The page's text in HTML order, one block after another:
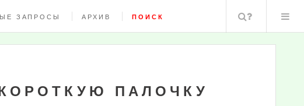
ЗАПРОСЫ АРХИВ ПОИСК Поиск
ПАЛОЧКУ